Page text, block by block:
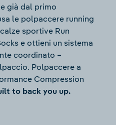
già dal primo
le polpaccere running
sportive Run
e ottieni un sistema
coordinato –
Polpaccere a
Compression
to back you up.